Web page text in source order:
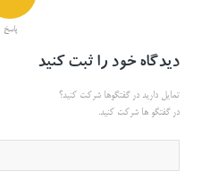
پاسخ
دیدگاه خود را ثبت کنید
تمایل دارید در گفتگوها شرکت کنید؟
در گفتگو ها شرکت کنید.